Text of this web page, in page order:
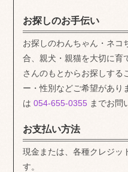
お探しのお手伝い
お探しのわんちゃん・ネコ
合、親犬・親猫を大切に育
さんのもとからお探しする
ー・性別などご希望があり
は054-655-0355 までお問
お支払い方法
現金または、各種クレジッ
す。